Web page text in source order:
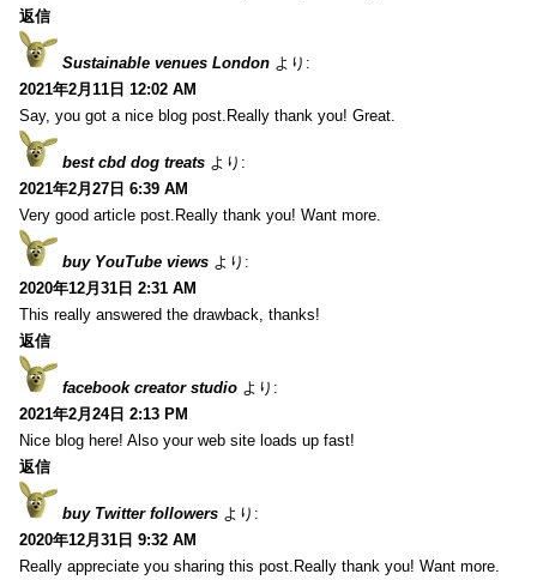
返信
Sustainable venues London より:
2021年2月11日 12:02 AM
Say, you got a nice blog post.Really thank you! Great.
best cbd dog treats より:
2021年2月27日 6:39 AM
Very good article post.Really thank you! Want more.
buy YouTube views より:
2020年12月31日 2:31 AM
This really answered the drawback, thanks!
返信
facebook creator studio より:
2021年2月24日 2:13 PM
Nice blog here! Also your web site loads up fast!
返信
buy Twitter followers より:
2020年12月31日 9:32 AM
Really appreciate you sharing this post.Really thank you! Want more.